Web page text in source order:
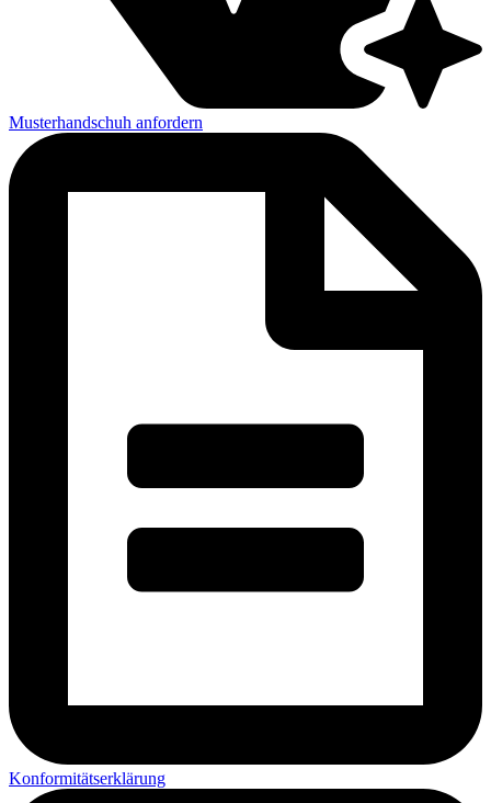
Musterhandschuh anfordern
Konformitätserklärung